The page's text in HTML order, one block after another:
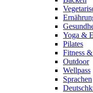
Yoga &
Pilates
Fitness
Outdoor
Wellpass
Sprachen